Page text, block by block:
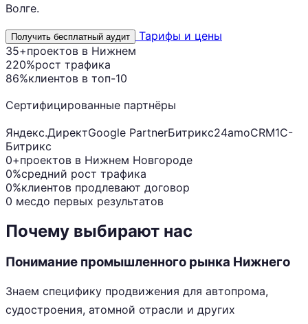
Волге.
Получить бесплатный аудит
Тарифы и цены
35+проектов в Нижнем
220%рост трафика
86%клиентов в топ-10
Сертифицированные партнёры
Яндекс.ДиректGoogle PartnerБитрикс24amoCRM1С-
Битрикс
0+проектов в Нижнем Новгороде
0%средний рост трафика
0%клиентов продлевают договор
0 месдо первых результатов
Почему выбирают нас
Понимание промышленного рынка Нижнего
Знаем специфику продвижения для автопрома,
судостроения, атомной отрасли и других